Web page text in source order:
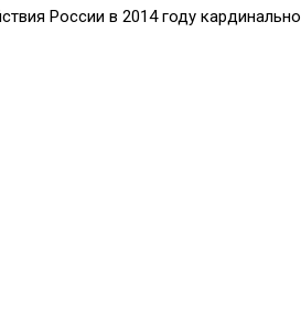
России в 2014 году кардинально